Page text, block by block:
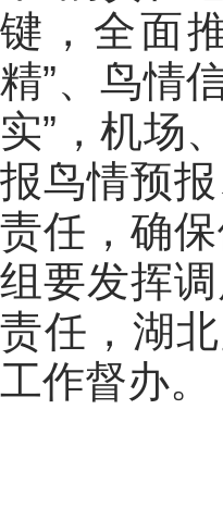
键，全面
精”、鸟情
实”，机场
报鸟情预
责任，确
组要发挥
责任，湖
工作督办。